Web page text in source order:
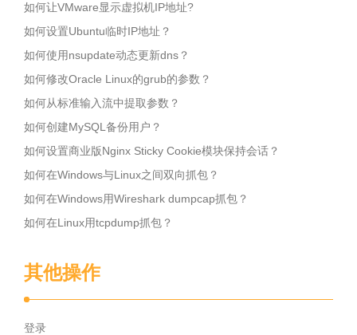
如何让VMware显示虚拟机IP地址?
如何设置Ubuntu临时IP地址？
如何使用nsupdate动态更新dns？
如何修改Oracle Linux的grub的参数？
如何从标准输入流中提取参数？
如何创建MySQL备份用户？
如何设置商业版Nginx Sticky Cookie模块保持会话？
如何在Windows与Linux之间双向抓包？
如何在Windows用Wireshark dumpcap抓包？
如何在Linux用tcpdump抓包？
其他操作
登录